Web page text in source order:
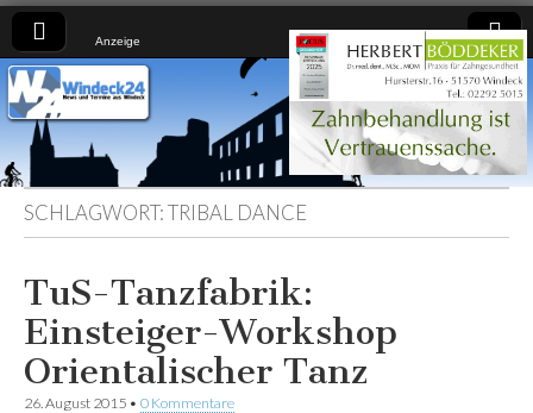
Anzeige
Windeck24
Nachrichten
aus dem
Ländchen
für das
Ländchen
SCHLAGWORT:TRIBAL DANCE
TuS-Tanzfabrik:
Einsteiger-Workshop
Orientalischer Tanz
26. August 2015 • 0 Kommentare